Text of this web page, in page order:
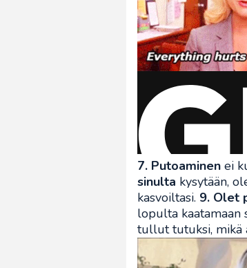
7. Putoaminen ei
sinulta kysytään,
kasvoiltasi. 9. Olet
lopulta kaatamaan
tullut tutuksi, mikä